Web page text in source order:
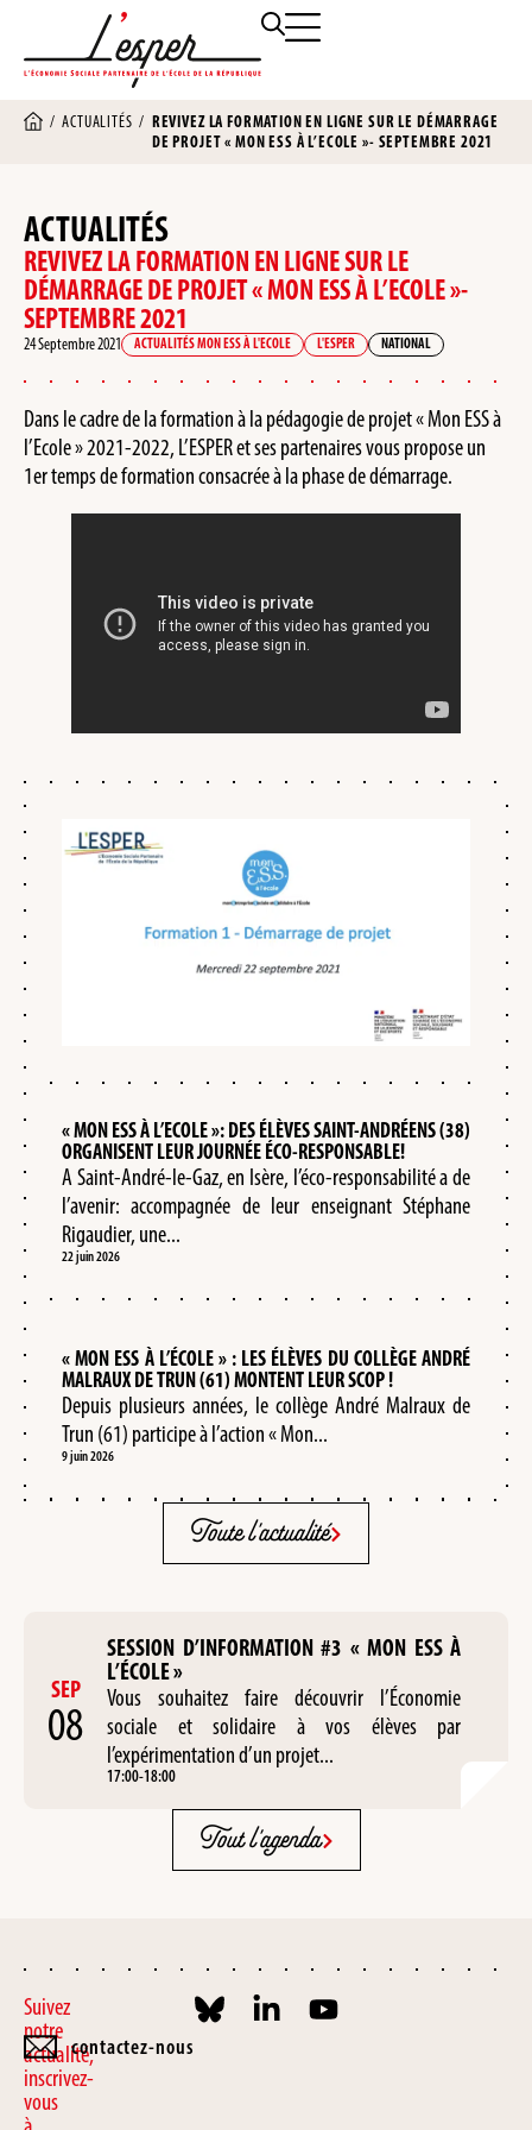
/ACTUALITÉS / REVIVEZ LA FORMATION EN LIGNE SUR LE DÉMARRAGE
DE PROJET « MON ESS À L’ECOLE »- SEPTEMBRE 2021
ACTUALITÉS
REVIVEZ LA FORMATION EN LIGNE SUR LE
DÉMARRAGE DE PROJET « MON ESS À L’ECOLE »-
SEPTEMBRE 2021
24 Septembre 2021 ACTUALITÉS MON ESS À L'ECOLE L'ESPER NATIONAL
Dans le cadre de la formation à la pédagogie de projet « Mon ESS à
l’Ecole » 2021-2022, L’ESPER et ses partenaires vous propose un
1er temps de formation consacrée à la phase de démarrage.
« MON ESS À L’ECOLE »: DES ÉLÈVES SAINT-ANDRÉENS (38)
ORGANISENT LEUR JOURNÉE ÉCO-RESPONSABLE!
A Saint-André-le-Gaz, en Isère, l’éco-responsabilité a de
l’avenir: accompagnée de leur enseignant Stéphane
Rigaudier, une...
22 juin 2026
« MON ESS À L’ÉCOLE » : LES ÉLÈVES DU COLLÈGE ANDRÉ
MALRAUX DE TRUN (61) MONTENT LEUR SCOP !
Depuis plusieurs années, le collège André Malraux de
Trun (61) participe à l’action « Mon...
9 juin 2026
Toute l'actualité
SEP
08
SESSION D’INFORMATION #3 « MON ESS À
L’ÉCOLE »
Vous souhaitez faire découvrir l’Économie
sociale et solidaire à vos élèves par
l’expérimentation d’un projet...
17:00-18:00
Tout l'agenda
Suivez
notre
actualité,
inscrivez-
vous
contactez-nous